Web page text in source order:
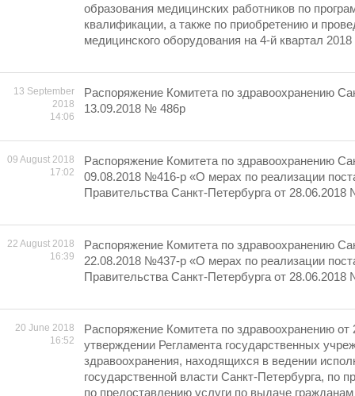
образования медицинских работников по
квалификации, а также по приобретению и
медицинского оборудования на 4-й квартал 2018
13 September
2018
14:06
Распоряжение Комитета по здравоохранению
13.09.2018 № 486р
09 August 2018
17:02
Распоряжение Комитета по здравоохранению
09.08.2018 №416-р «О мерах по реализации
Правительства Санкт-Петербурга от 28.06.2018
22 August 2018
16:39
Распоряжение Комитета по здравоохранению
22.08.2018 №437-р «О мерах по реализации
Правительства Санкт-Петербурга от 28.06.2018
20 June 2018
16:52
Распоряжение Комитета по здравоохранению
утверждении Регламента государственных
здравоохранения, находящихся в ведении
государственной власти Санкт-Петербурга, по
по предоставлению услуги по выдаче